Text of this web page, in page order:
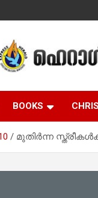
–
BOOKS
മുതിർന്ന